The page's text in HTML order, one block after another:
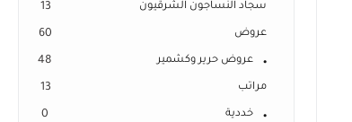
سجاد النساجون الشرقيون 13
عروض 60
عروض حرير وكشمير 48
مراتب 13
خددية 0